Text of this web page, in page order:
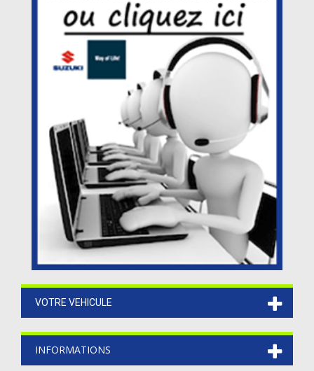
VOTRE VEHICULE
INFORMATIONS